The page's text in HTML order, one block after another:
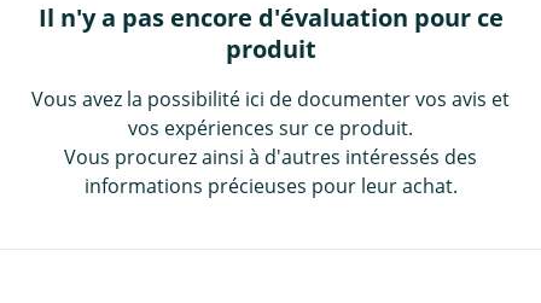
Il n'y a pas encore d'évaluation pour ce
produit
Vous avez la possibilité ici de documenter vos avis et
vos expériences sur ce produit.
Vous procurez ainsi à d'autres intéressés des
informations précieuses pour leur achat.